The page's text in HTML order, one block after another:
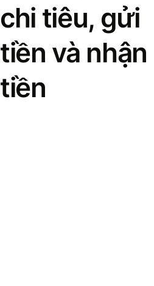
chi tiêu, gửi
tiền và nhận
tiền